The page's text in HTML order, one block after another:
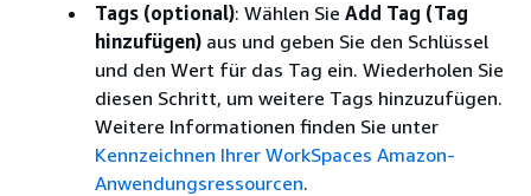
Tags (optional): Wählen Sie Add Tag (Tag
hinzufügen) aus und geben Sie den Schlüssel
und den Wert für das Tag ein. Wiederholen Sie
diesen Schritt, um weitere Tags hinzuzufügen.
Weitere Informationen finden Sie unter
Kennzeichnen Ihrer WorkSpaces Amazon-
Anwendungsressourcen.